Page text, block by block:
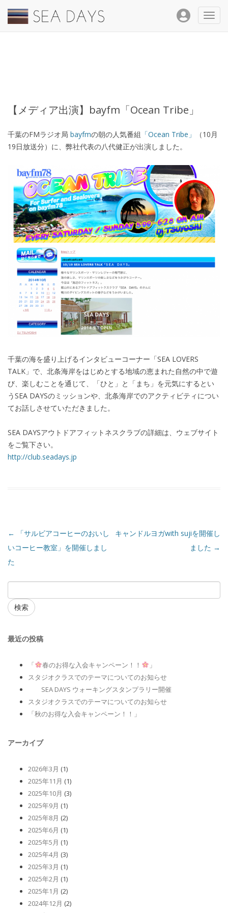
【メディア出演】bayfm「Ocean Tribe」
千葉のFMラジオ局 bayfmの朝の人気番組 「Ocean Tribe」
（10月
19日放送分）に、弊社代表の八代健正が出演しました。
千葉の海を盛り上げるインタビューコーナー「SEA LOVERS
TALK」で、北条海岸をはじめとする地域の恵まれた自然の中で遊
び、楽しむことを通じて、「ひと」と「まち」を元気にするとい
うSEA DAYSのミッションや、北条海岸でのアクティビティについ
てお話しさせていただきました。
SEA DAYSアウトドアフィットネスクラブの詳細は、ウェブサイト
をご覧下さい。
http://club.seadays.jp
←
「サルビアコーヒーのおいし
いコーヒー教室」を開催しまし
た
キャンドルヨガwith sujiを開催し
ました →
検索
最近の投稿
「 春のお得な入会キャンペーン！！
」
スタジオクラスでのテーマについてのお知らせ
SEA DAYS ウォーキングスタンプラリー開催
スタジオクラスでのテーマについてのお知らせ
「秋のお得な入会キャンペーン！！」
アーカイブ
2026年3月 (1)
2025年11月 (1)
2025年10月 (3)
2025年9月 (1)
2025年8月 (2)
2025年6月 (1)
2025年5月 (1)
2025年4月 (3)
2025年3月 (1)
2025年2月 (1)
2025年1月 (2)
2024年12月 (2)